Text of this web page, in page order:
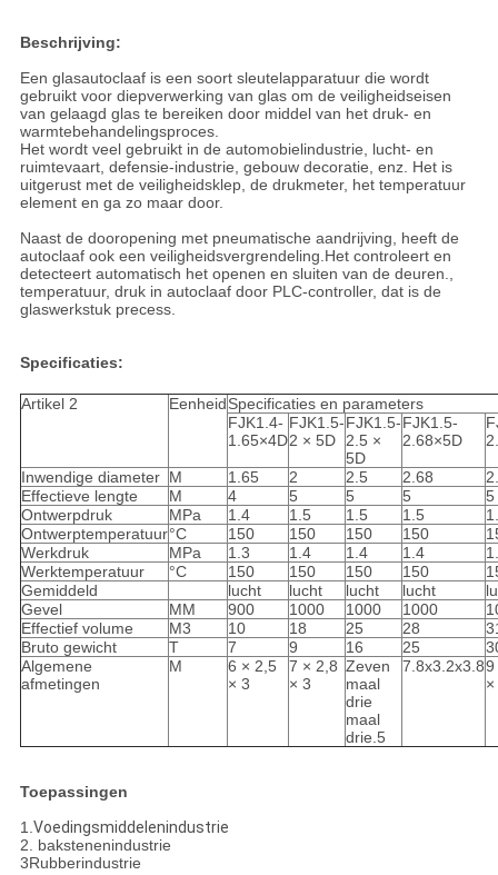
Beschrijving:
Een glasautoclaaf is een soort sleutelapparatuur die wordt
gebruikt voor diepverwerking van glas om de veiligheidseisen
van gelaagd glas te bereiken door middel van het druk- en
warmtebehandelingsproces.
Het wordt veel gebruikt in de automobielindustrie, lucht- en
ruimtevaart, defensie-industrie, gebouw decoratie, enz. Het is
uitgerust met de veiligheidsklep, de drukmeter, het temperatuur
element en ga zo maar door.
Naast de dooropening met pneumatische aandrijving, heeft de
autoclaaf ook een veiligheidsvergrendeling.Het controleert en
detecteert automatisch het openen en sluiten van de deuren.,
temperatuur, druk in autoclaaf door PLC-controller, dat is de
glaswerkstuk precess.
Specificaties:
Artikel 2 EenheidSpecificaties en parameters
FJK1.4-
1.65×4D
FJK1.5-
2 × 5D
FJK1.5-
2.5 ×
5D
FJK1.5-
2.68×5D
Inwendige diameter M 1.65 2 2.5 2.68
Effectieve lengte
M 4 5 5 5
5
Ontwerpdruk
MPa 1.4 1.5 1.5 1.5
Ontwerptemperatuur°C 150 150 150 150
Werkdruk
MPa 1.3 1.4 1.4 1.4
Werktemperatuur
°C 150 150 150 150
Gemiddeld
lucht lucht lucht lucht
Gevel
MM 900 1000 1000 1000
Effectief volume
M3 10 18 25 28
Bruto gewicht
T 7 9 16 25
Algemene
afmetingen
M
6 × 2,5
× 3
7 × 2,8
× 3
Zeven
maal
drie
maal
drie.5
7.8x3.2x3.89
×
Toepassingen
1.Voedingsmiddelenindustrie
2. bakstenenindustrie
3Rubberindustrie